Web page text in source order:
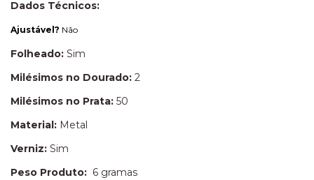
Dados Técnicos:
Ajustável? Não
Folheado: Sim
Milésimos no Dourado: 2
Milésimos no Prata: 50
Material: Metal
Verniz: Sim
Peso Produto: 6 gramas